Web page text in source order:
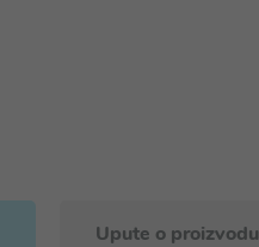
Upute o proizvodu